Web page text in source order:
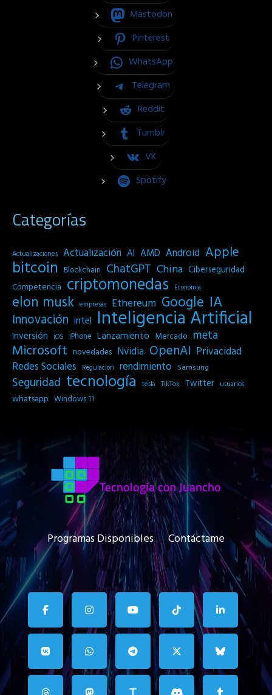
Mastodon
Pinterest
WhatsApp
Telegram
Reddit
Tumblr
VK
Spotify
Categorías
Actualizaciones Actualización AI AMD Android Apple
bitcoin Blockchain ChatGPT China Ciberseguridad
Competencia criptomonedas Economia
elon musk empresas Ethereum Google IA
Innovación intel Inteligencia Artificial
Inversión iOS iPhone Lanzamiento Mercado meta
Microsoft novedades Nvidia OpenAI Privacidad
Redes Sociales
Regulación rendimiento Samsung
Seguridad tecnología tesla TikTok Twitter usuarios
whatsapp Windows 11
Programas Disponibles Contáctame